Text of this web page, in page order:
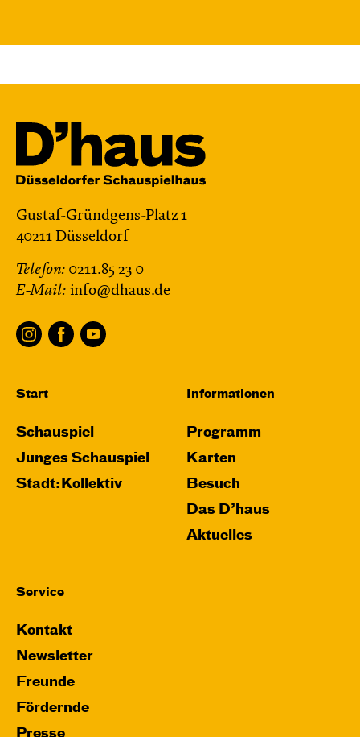
Gustaf-Gründgens-Platz 1
40211 Düsseldorf
Telefon: 0211.85 23 0
E-Mail: info@dhaus.de
Start
Schauspiel
Junges Schauspiel
Stadt:Kollektiv
Informationen
Programm
Karten
Besuch
Das D’haus
Aktuelles
Service
Kontakt
Newsletter
Freunde
Fördernde
Presse